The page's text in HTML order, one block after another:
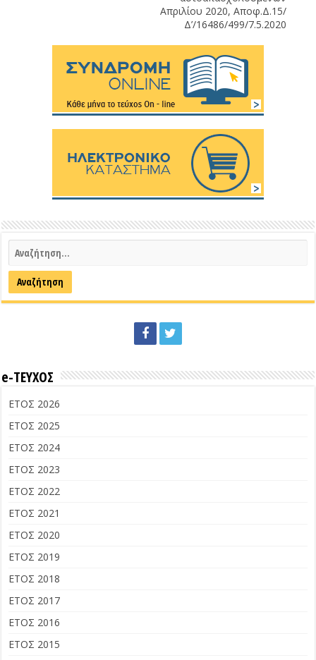
Απριλίου 2020, Αποφ.Δ.15/
Δ’/16486/499/7.5.2020
e-ΤΕΥΧΟΣ
ΕΤΟΣ 2026
ΕΤΟΣ 2025
ΕΤΟΣ 2024
ΕΤΟΣ 2023
ΕΤΟΣ 2022
ΕΤΟΣ 2021
ΕΤΟΣ 2020
ΕΤΟΣ 2019
ΕΤΟΣ 2018
ΕΤΟΣ 2017
ΕΤΟΣ 2016
ΕΤΟΣ 2015